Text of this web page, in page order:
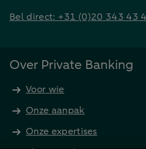
Bel direct: +31 (0)20 343 43
Over Private Banking
Voor wie
Onze aanpak
Onze expertises